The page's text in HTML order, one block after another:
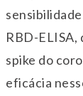
RBD-
spike do
eficácia